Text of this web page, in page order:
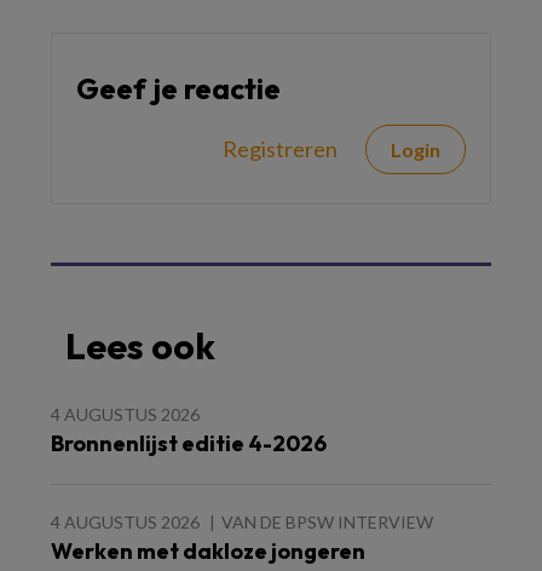
Geef je reactie
Registreren Login
Lees ook
4 AUGUSTUS 2026
Bronnenlijst editie 4-2026
4 AUGUSTUS 2026 VAN DE BPSW INTERVIEW
Werken met dakloze jongeren